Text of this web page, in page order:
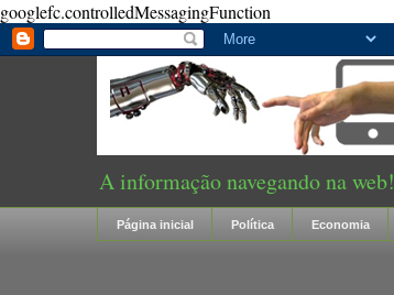
googlefc.controlledMessagingFunction
A informação navegando na web!
Página inicial Política Economia